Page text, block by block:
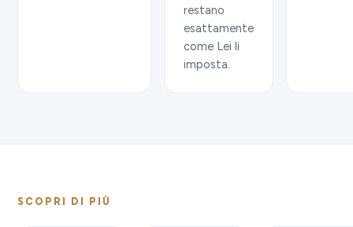
restano
esattamente
come Lei li
imposta.
SCOPRI DI PIÙ